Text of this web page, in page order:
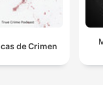
de Crimen